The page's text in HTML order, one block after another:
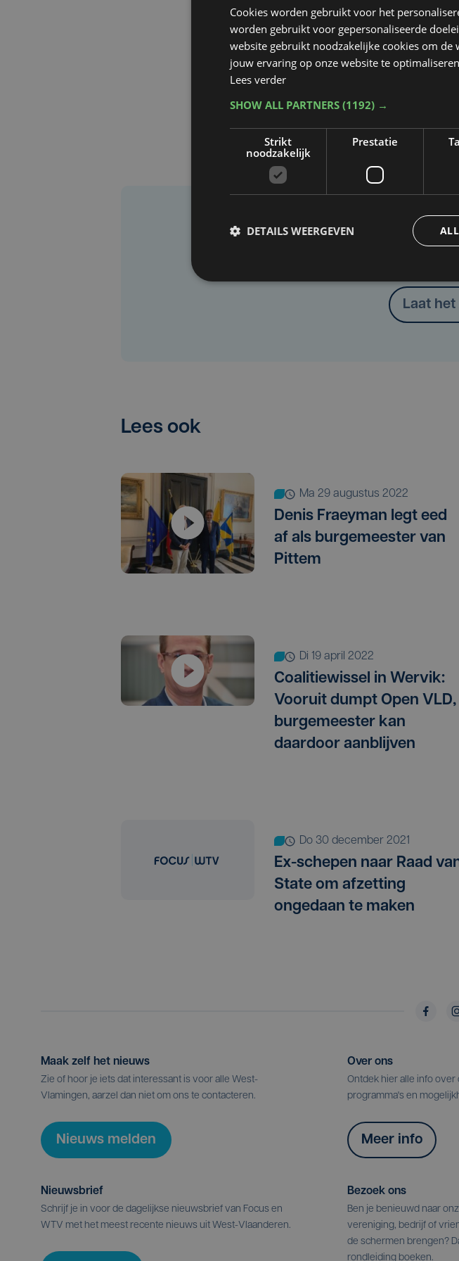
Laat het
Lees ook
ma 29 augustus 2022
Denis Fraeyman legt eed
af als burgemeester van
Pittem
di 19 april 2022
Coalitiewissel in Wervik:
Vooruit dumpt Open VLD,
burgemeester kan
daardoor aanblijven
do 30 december 2021
Ex-schepen naar Raad
State om afzetting
ongedaan te maken
Maak zelf het nieuws
Zie of hoor je iets dat interessant is voor alle West-
Vlamingen, aarzel dan niet om ons te contacteren.
Nieuws melden
Over ons
Ontdek hier alle info
programma's en
Meer info
Nieuwsbrief
Schrijf je in voor de dagelijkse nieuwsbrief van Focus en
WTV met het meest recente nieuws uit West-Vlaanderen.
Bezoek ons
Ben je benieuwd naar
vereniging, bedrijf of
de schermen brengen?
rondleiding boeken.
Cookies worden gebruikt voor het
worden gebruikt voor gepersonaliseerde
website gebruikt noodzakelijke cookies om de
jouw ervaring op onze website te
Lees verder
SHOW ALL PARTNERS (1192) →
Strikt
noodzakelijk
Prestatie
DETAILS WEERGEVEN